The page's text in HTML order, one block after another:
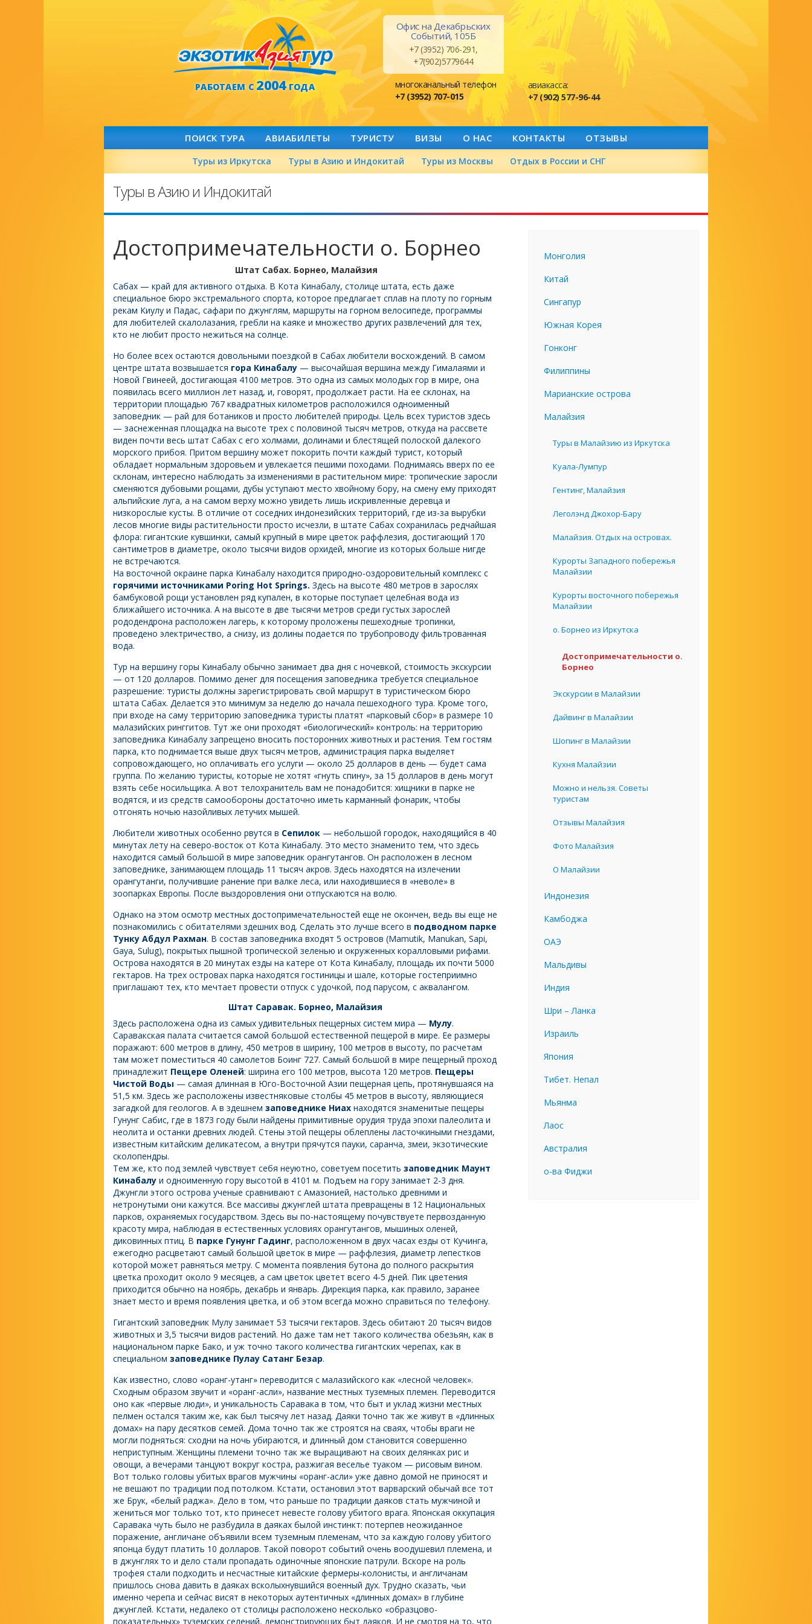
РАБОТАЕМ С2004ГОДА
Офис на Декабрьских
Событий, 105Б
+7 (3952) 706-291,
+7(902)5779644
многоканальный телефон
+7 (3952) 707-015
авиакасса:
+7 (902) 577-96-44
ПОИСК ТУРА АВИАБИЛЕТЫ ТУРИСТУ ВИЗЫ О НАС КОНТАКТЫ ОТЗЫВЫ
Туры из Иркутска Туры в Азию и Индокитай Туры из Москвы Отдых в России и СНГ
Туры в Азию и Индокитай
Достопримечательности о. Борнео
Штат Сабах. Борнео, Малайзия
Сабах — край для активного отдыха. В Кота Кинабалу, столице штата, есть даже
специальное бюро экстремального спорта, которое предлагает сплав на плоту по горным
рекам Киулу и Падас, сафари по джунглям, маршруты на горном велосипеде, программы
для любителей скалолазания, гребли на каяке и множество других развлечений для тех,
кто не любит просто нежиться на солнце.
Но более всех остаются довольными поездкой в Сабах любители восхождений. В самом
центре штата возвышается гора Кинабалу — высочайшая вершина между Гималаями и
Новой Гвинеей, достигающая 4100 метров. Это одна из самых молодых гор в мире, она
появилась всего миллион лет назад, и, говорят, продолжает расти. На ее склонах, на
территории площадью 767 квадратных километров расположился одноименный
заповедник — рай для ботаников и просто любителей природы. Цель всех туристов здесь
— заснеженная площадка на высоте трех с половиной тысяч метров, откуда на рассвете
виден почти весь штат Сабах с его холмами, долинами и блестящей полоской далекого
морского прибоя. Притом вершину может покорить почти каждый турист, который
обладает нормальным здоровьем и увлекается пешими походами. Поднимаясь вверх по ее
склонам, интересно наблюдать за изменениями в растительном мире: тропические заросли
сменяются дубовыми рощами, дубы уступают место хвойному бору, на смену ему приходят
альпийские луга, а на самом верху можно увидеть лишь искривленные деревца и
низкорослые кусты. В отличие от соседних индонезийских территорий, где из-за вырубки
лесов многие виды растительности просто исчезли, в штате Сабах сохранилась редчайшая
флора: гигантские кувшинки, самый крупный в мире цветок раффлезия, достигающий 170
сантиметров в диаметре, около тысячи видов орхидей, многие из которых больше нигде
не встречаются.
На восточной окраине парка Кинабалу находится природно-оздоровительный комплекс с
горячими источниками Poring Hot Springs. Здесь на высоте 480 метров в зарослях
бамбуковой рощи установлен ряд купален, в которые поступает целебная вода из
ближайшего источника. А на высоте в две тысячи метров среди густых зарослей
рододендрона расположен лагерь, к которому проложены пешеходные тропинки,
проведено электричество, а снизу, из долины подается по трубопроводу фильтрованная
вода.
Тур на вершину горы Кинабалу обычно занимает два дня с ночевкой, стоимость экскурсии
— от 120 долларов. Помимо денег для посещения заповедника требуется специальное
разрешение: туристы должны зарегистрировать свой маршрут в туристическом бюро
штата Сабах. Делается это минимум за неделю до начала пешеходного тура. Кроме того,
при входе на саму территорию заповедника туристы платят «парковый сбор» в размере 10
малазийских ринггитов. Тут же они проходят «биологический» контроль: на территорию
заповедника Кинабалу запрещено вносить посторонних животных и растения. Тем гостям
парка, кто поднимается выше двух тысяч метров, администрация парка выделяет
сопровождающего, но оплачивать его услуги — около 25 долларов в день — будет сама
группа. По желанию туристы, которые не хотят «гнуть спину», за 15 долларов в день могут
взять себе носильщика. А вот телохранитель вам не понадобится: хищники в парке не
водятся, и из средств самообороны достаточно иметь карманный фонарик, чтобы
отгонять ночью назойливых летучих мышей.
Любители животных особенно рвутся в Сепилок — небольшой городок, находящийся в 40
минутах лету на северо-восток от Кота Кинабалу. Это место знаменито тем, что здесь
находится самый большой в мире заповедник орангутангов. Он расположен в лесном
заповеднике, занимающем площадь 11 тысяч акров. Здесь находятся на излечении
орангутанги, получившие ранение при валке леса, или находившиеся в «неволе» в
зоопарках Европы. После выздоровления они отпускаются на волю.
Однако на этом осмотр местных достопримечательностей еще не окончен, ведь вы еще не
познакомились с обитателями здешних вод. Сделать это лучше всего в подводном парке
Тунку Абдул Рахман. В состав заповедника входят 5 островов (Mamutik, Manukan, Sapi,
Gaya, Sulug), покрытых пышной тропической зеленью и окруженных коралловыми рифами.
Острова находятся в 20 минутах езды на катере от Кота Кинабалу, площадь их почти 5000
гектаров. На трех островах парка находятся гостиницы и шале, которые гостеприимно
приглашают тех, кто мечтает провести отпуск с удочкой, под парусом, с аквалангом.
Штат Саравак. Борнео, Малайзия
Здесь расположена одна из самых удивительных пещерных систем мира — Мулу.
Саравакская палата считается самой большой естественной пещерой в мире. Ее размеры
поражают: 600 метров в длину, 450 метров в ширину, 100 метров в высоту, по расчетам
там может поместиться 40 самолетов Боинг 727. Самый большой в мире пещерный проход
принадлежит Пещере Оленей: ширина его 100 метров, высота 120 метров. Пещеры
Чистой Воды — самая длинная в Юго-Восточной Азии пещерная цепь, протянувшаяся на
51,5 км. Здесь же расположены известняковые столбы 45 метров в высоту, являющиеся
загадкой для геологов. А в здешнем заповеднике Ниах находятся знаменитые пещеры
Гунунг Сабис, где в 1873 году были найдены примитивные орудия труда эпохи палеолита и
неолита и останки древних людей. Стены этой пещеры облеплены ласточкиными гнездами,
известным китайским деликатесом, а внутри прячутся пауки, саранча, змеи, экзотические
сколопендры.
Тем же, кто под землей чувствует себя неуютно, советуем посетить заповедник Маунт
Кинабалу и одноименную гору высотой в 4101 м. Подъем на гору занимает 2-3 дня.
Джунгли этого острова ученые сравнивают с Амазонией, настолько древними и
нетронутыми они кажутся. Все массивы джунглей штата превращены в 12 Национальных
парков, охраняемых государством. Здесь вы по-настоящему почувствуете первозданную
красоту мира, наблюдая в естественных условиях орангутангов, мышиных оленей,
диковинных птиц. В парке Гунунг Гадинг, расположенном в двух часах езды от Кучинга,
ежегодно расцветают самый большой цветок в мире — раффлезия, диаметр лепестков
которой может равняться метру. С момента появления бутона до полного раскрытия
цветка проходит около 9 месяцев, а сам цветок цветет всего 4-5 дней. Пик цветения
приходится обычно на ноябрь, декабрь и январь. Дирекция парка, как правило, заранее
знает место и время появления цветка, и об этом всегда можно справиться по телефону.
Гигантский заповедник Мулу занимает 53 тысячи гектаров. Здесь обитают 20 тысяч видов
животных и 3,5 тысячи видов растений. Но даже там нет такого количества обезьян, как в
национальном парке Бако, и уж точно такого количества гигантских черепах, как в
специальном заповеднике Пулау Сатанг Безар.
Как известно, слово «оранг-утанг» переводится с малазийского как «лесной человек».
Сходным образом звучит и «оранг-асли», название местных туземных племен. Переводится
оно как «первые люди», и уникальность Саравака в том, что быт и уклад жизни местных
пелмен остался таким же, как был тысячу лет назад. Даяки точно так же живут в «длинных
домах» на пару десятков семей. Дома точно так же строятся на сваях, чтобы враги не
могли подняться: сходни на ночь убираются, и длинный дом становится совершенно
неприступным. Женщины племени точно так же выращивают на своих делянках рис и
овощи, а вечерами танцуют вокруг костра, разжигая веселье туаком — рисовым вином.
Вот только головы убитых врагов мужчины «оранг-асли» уже давно домой не приносят и
не вешают по традиции под потолком. Кстати, остановил этот варварский обычай все тот
же Брук, «белый раджа». Дело в том, что раньше по традиции даяков стать мужчиной и
жениться мог только тот, кто принесет невесте голову убитого врага. Японская оккупация
Саравака чуть было не разбудила в даяках былой инстинкт: потерпев неожиданное
поражение, англичане объявили всем туземным племенам, что за каждую голову убитого
японца будут платить 10 долларов. Такой поворот событий очень воодушевил племена, и
в джунглях то и дело стали пропадать одиночные японские патрули. Вскоре на роль
трофея стали подходить и несчастные китайские фермеры-колонисты, и англичанам
пришлось снова давить в даяках всколыхнувшийся военный дух. Трудно сказать, чьи
именно черепа и сейчас висят в некоторых аутентичных «длинных домах» в глубине
джунглей. Кстати, недалеко от столицы расположено несколько «образцово-
показательных» туземских селений, демонстрирующих быт даяков. И не смотря на то, что
Монголия
Китай
Сингапур
Южная Корея
Гонконг
Филиппины
Марианские острова
Малайзия
Туры в Малайзию из Иркутска
Куала-Лумпур
Гентинг, Малайзия
Леголэнд Джохор-Бару
Малайзия. Отдых на островах.
Курорты Западного побережья
Малайзии
Курорты восточного побережья
Малайзии
о. Борнео из Иркутска
Достопримечательности о.
Борнео
Экскурсии в Малайзии
Дайвинг в Малайзии
Шопинг в Малайзии
Кухня Малайзии
Можно и нельзя. Советы
туристам
Отзывы Малайзия
Фото Малайзия
О Малайзии
Индонезия
Камбоджа
ОАЭ
Мальдивы
Индия
Шри – Ланка
Израиль
Япония
Тибет. Непал
Мьянма
Лаос
Австралия
о-ва Фиджи